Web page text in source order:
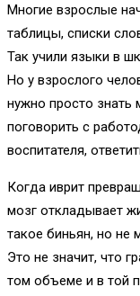
Многие взрослые
таблицы, списки
Так учили языки в
Но у взрослого
нужно просто знать
поговорить с
воспитателя,
Когда иврит
мозг откладывает
такое биньян, но не
Это не значит, что
том объеме и в той